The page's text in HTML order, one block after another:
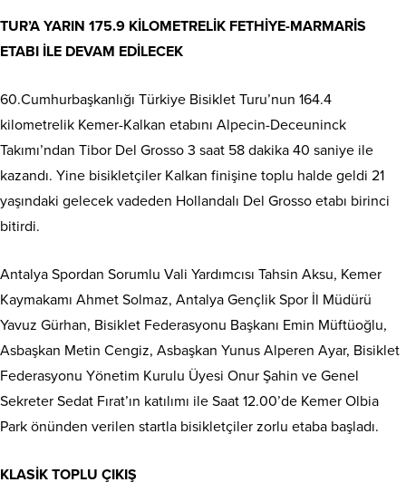
TUR’A YARIN 175.9 KİLOMETRELİK FETHİYE-MARMARİS
ETABI İLE DEVAM EDİLECEK
60.Cumhurbaşkanlığı Türkiye Bisiklet Turu’nun 164.4
kilometrelik Kemer-Kalkan etabını Alpecin-Deceuninck
Takımı’ndan Tibor Del Grosso 3 saat 58 dakika 40 saniye ile
kazandı. Yine bisikletçiler Kalkan finişine toplu halde geldi 21
yaşındaki gelecek vadeden Hollandalı Del Grosso etabı birinci
bitirdi.
Antalya Spordan Sorumlu Vali Yardımcısı Tahsin Aksu, Kemer
Kaymakamı Ahmet Solmaz, Antalya Gençlik Spor İl Müdürü
Yavuz Gürhan, Bisiklet Federasyonu Başkanı Emin Müftüoğlu,
Asbaşkan Metin Cengiz, Asbaşkan Yunus Alperen Ayar, Bisiklet
Federasyonu Yönetim Kurulu Üyesi Onur Şahin ve Genel
Sekreter Sedat Fırat’ın katılımı ile Saat 12.00’de Kemer Olbia
Park önünden verilen startla bisikletçiler zorlu etaba başladı.
KLASİK TOPLU ÇIKIŞ